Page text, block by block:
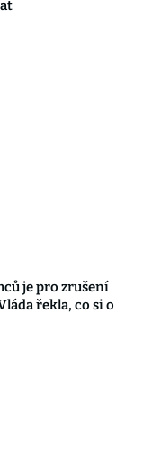
je pro zrušení
řekla, co si o